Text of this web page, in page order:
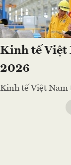
Kinh tế Việt
2026
Kinh tế Việt Nam